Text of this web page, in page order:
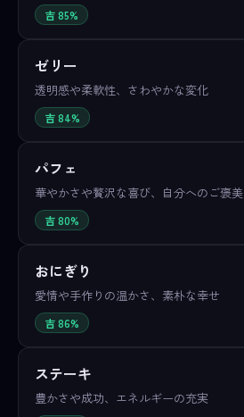
吉 85%
ゼリー
透明感や柔軟性、さわやかな変化
吉 84%
パフェ
華やかさや贅沢な喜び、自分へのご褒美
吉 80%
おにぎり
愛情や手作りの温かさ、素朴な幸せ
吉 86%
ステーキ
豊かさや成功、エネルギーの充実